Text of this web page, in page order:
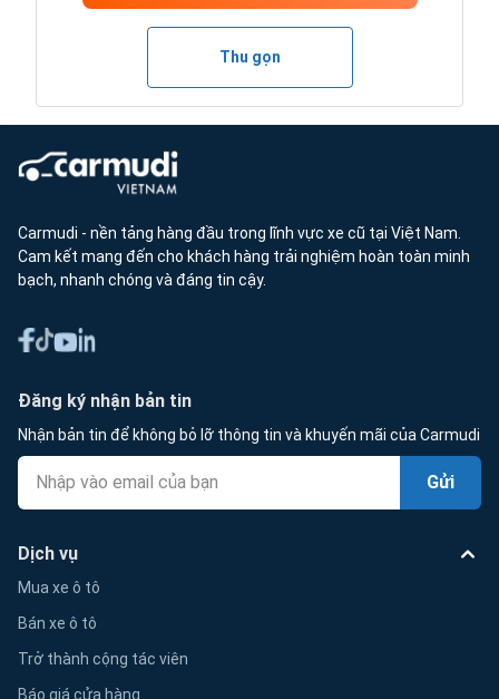
Thu gọn
Carmudi - nền tảng hàng đầu trong lĩnh vực xe cũ tại Việt Nam.
Cam kết mang đến cho khách hàng trải nghiệm hoàn toàn minh
bạch, nhanh chóng và đáng tin cậy.
Đăng ký nhận bản tin
Nhận bản tin để không bỏ lỡ thông tin và khuyến mãi của Carmudi
Gửi
Dịch vụ
Mua xe ô tô
Bán xe ô tô
Trở thành cộng tác viên
Báo giá cửa hàng